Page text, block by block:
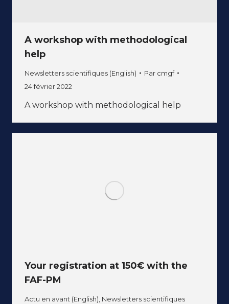
A workshop with methodological
help
Newsletters scientifiques (English) Par cmgf
24 février 2022
A workshop with methodological help
Your registration at 150€ with the
FAF-PM
Actu en avant (English), Newsletters scientifiques